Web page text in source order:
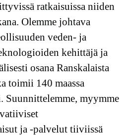
ratkaisuissa niiden
Olemme johtava
veden- ja
kehittäjä ja
osana Ranskalaista
toimii 140 maassa
Suunnittelemme, myymme
ja -palvelut tiiviissä